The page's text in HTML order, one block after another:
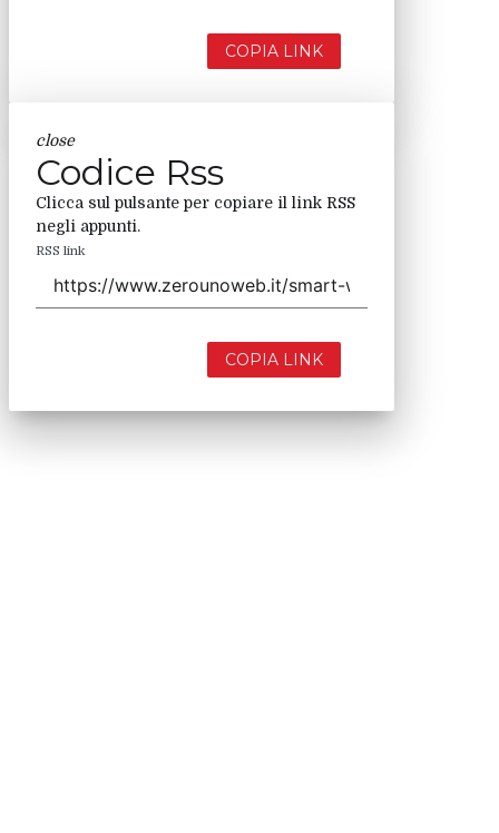
COPIA LINK
close
Codice Rss
Clicca sul pulsante per copiare il link RSS
negli appunti.
RSS link
COPIA LINK